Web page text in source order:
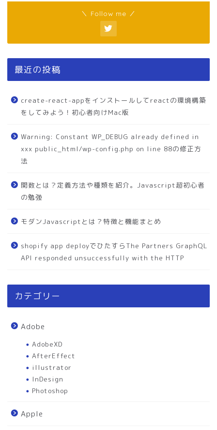
＼ Follow me ／
最近の投稿
create-react-appをインストールしてreactの環境構築
をしてみよう！初心者向けMac版
Warning: Constant WP_DEBUG already defined in
xxx public_html/wp-config.php on line 88の修正方
法
関数とは？定義方法や種類を紹介。Javascript超初心者
の勉強
モダンJavascriptとは？特徴と機能まとめ
shopify app deployでひたすらThe Partners GraphQL
API responded unsuccessfully with the HTTP
カテゴリー
Adobe
AdobeXD
AfterEffect
illustrator
InDesign
Photoshop
Apple